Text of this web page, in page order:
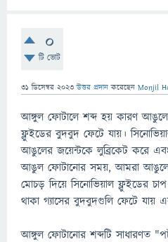
0
টি ভোট
31 ডিসেম্বর 2023 উত্তর প্রদান করেছেন Monjil
আঙ্গুল ফোটালে শব্দ হয় কারণ
ফ্লুইডের বুদবুদ ফেটে যায়।
আঙুলের জয়েন্টকে লুব্রিকেট করে
আঙুল ফোটানোর সময়, আমরা
মোচড় দিয়ে সিনোভিয়াল ফ্লুইডের
থাকা গ্যাসের বুদবুদগুলি ফেটে যায়
আঙ্গুল ফোটানোর শব্দটি সাধারণত